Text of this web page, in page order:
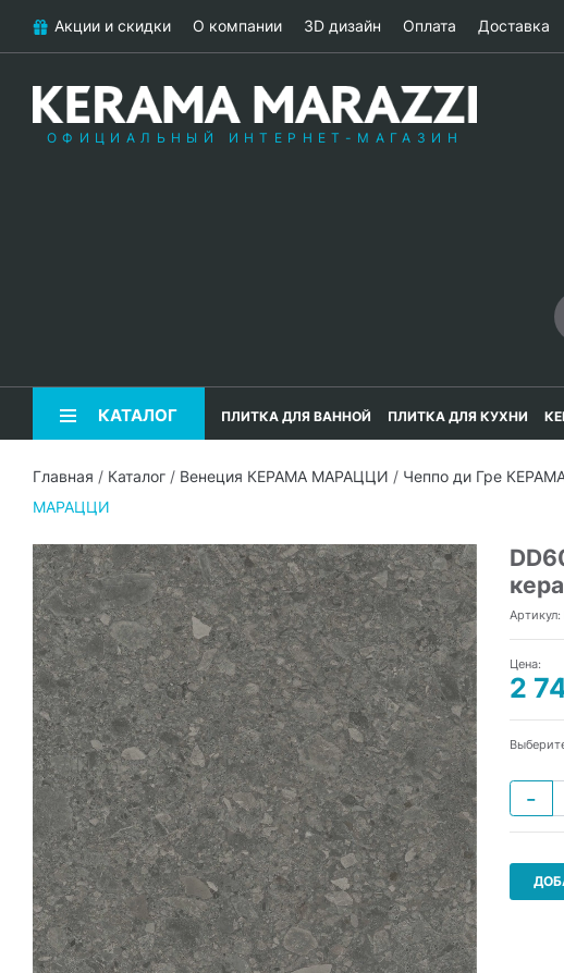
Акции и скидки О компании 3D дизайн Оплата Доставка
ОФИЦИАЛЬНЫЙ ИНТЕРНЕТ-МАГАЗИН
КАТАЛОГ ПЛИТКА ДЛЯ ВАННОЙ ПЛИТКА ДЛЯ КУХНИ
Главная / Каталог / Венеция КЕРАМА МАРАЦЦИ / Чеппо ди Гре
МАРАЦЦИ
Артикул:
Цена:
2
−